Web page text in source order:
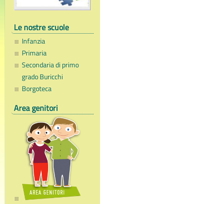
Le nostre scuole
Infanzia
Primaria
Secondaria di primo
grado Buricchi
Borgoteca
Area genitori